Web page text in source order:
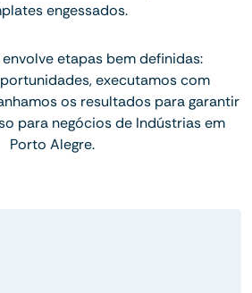
engessados.
etapas bem definidas:
executamos com
os resultados para garantir
para negócios de Indústrias em
Porto Alegre.